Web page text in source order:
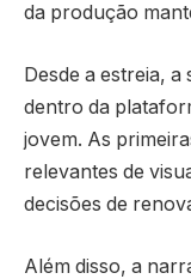
da produção
Desde a estreia,
dentro da
jovem. As
relevantes de
decisões de
Além disso, a